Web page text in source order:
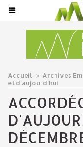
Accueil > Archives
et d'aujourd'hui